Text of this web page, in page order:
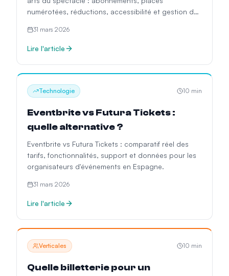
numérotées, réductions, accessibilité et gestion de
31 mars 2026
Lire l'article
Technologie 10 min
Eventbrite vs Futura Tickets :
quelle alternative ?
Eventbrite vs Futura Tickets : comparatif réel des
tarifs, fonctionnalités, support et données pour les
organisateurs d'événements en Espagne.
31 mars 2026
Lire l'article
Verticales 10 min
Quelle billetterie pour un